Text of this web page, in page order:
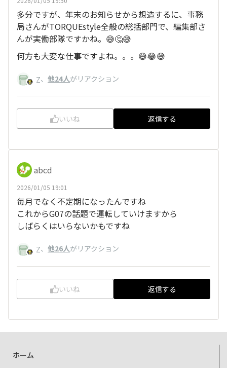
多分ですが、年末のお知らせから想造するに、事務
局さんがTORQUEstyle全般の総括部門で、編集部さ
んが実働部隊ですかね。😅🤔😅
何方も大変な仕事ですよね。。。😅😂😅
Z、 他24人がリアクション
いいね 返信する
abcd
2026/01/05 19:01
毎月でなく不定期になったんですね
これからG07の話題で運転していけますから
しばらくはいらないかもですね
Z、 他26人がリアクション
いいね 返信する
ホーム